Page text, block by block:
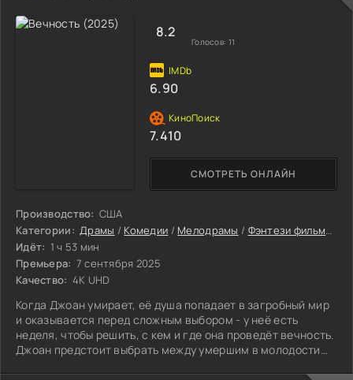
Производство: США
Категории: Драмы / Комедии / Мелодрамы / Фэнтези фильмы
Идёт: 1 ч 53 мин
Премьера: 7 сентября 2025
Качество: 4K UHD
Когда Джоан умирает, её душа попадает в загробный мир
и оказывается перед сложным выбором - у неё есть
неделя, чтобы решить, с кем и где она проведёт вечность.
Джоан предстоит выбрать между умершим в молодости
СМОТРЕТЬ ОНЛАЙН
8.2
Голосов: 11
6.90
7.410